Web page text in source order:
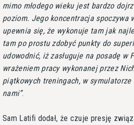
mimo młodego wieku jest bardzo
poziom. Jego koncentracja spoczywa
upewnia się, że wykonuje tam jak
tam po prostu zdobyć punkty do
udowodnić, iż zasługuje na posadę w
wrażeniem pracy wykonanej przez
piątkowych treningach, w symulatorze
nami .
Sam Latifi dodał, że czuje presję